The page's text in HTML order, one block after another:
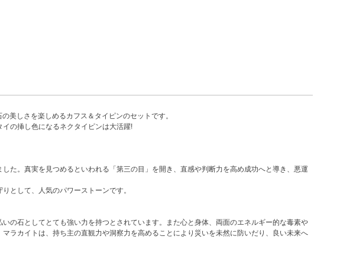
美しさを楽しめるカフス＆タイピンのセットです。
の挿し色になるネクタイピンは大活躍!
た。真実を見つめるといわれる「第三の目」を開き、直感や判断力を高め成功へと導き、悪運
として、人気のパワーストーンです。
の石としてとても強い力を持つとされています。また心と身体、両面のエネルギー的な毒素や
ラカイトは、持ち主の直観力や洞察力を高めることにより災いを未然に防いだり、良い未来へ